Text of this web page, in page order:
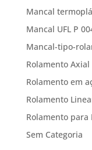
Mancal
Mancal UFL P
Mancal-tipo-
Rolamento Axial
Rolamento em
Rolamento
Rolamento para
Sem Categoria